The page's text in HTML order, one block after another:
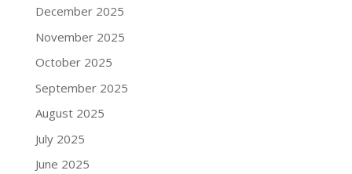
December 2025
November 2025
October 2025
September 2025
August 2025
July 2025
June 2025